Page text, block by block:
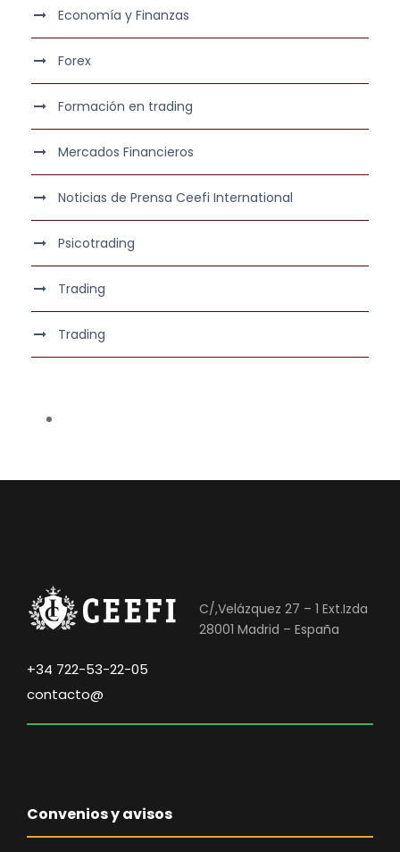
Economía y Finanzas
Forex
Formación en trading
Mercados Financieros
Noticias de Prensa Ceefi International
Psicotrading
Trading
Trading
C/,Velázquez 27 – 1 Ext.Izda
28001 Madrid – España
+34 722-53-22-05
contacto@
Convenios y avisos